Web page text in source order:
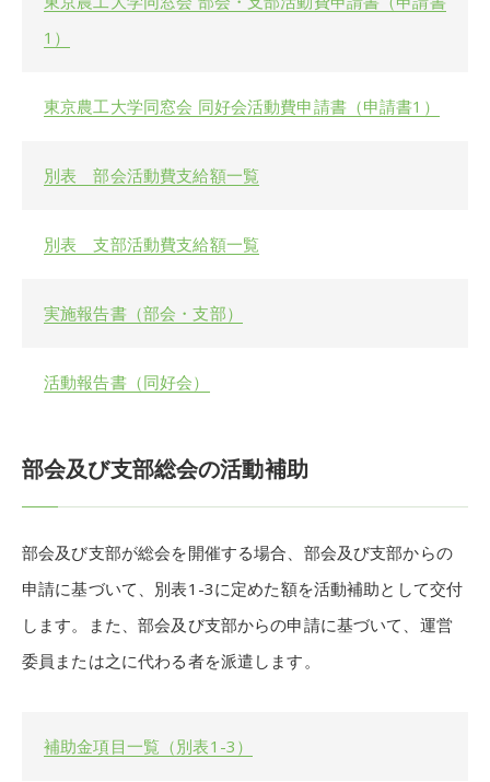
1）
東京農工大学同窓会 同好会活動費申請書（申請書1）
別表 部会活動費支給額一覧
別表 支部活動費支給額一覧
実施報告書（部会・支部）
活動報告書（同好会）
部会及び支部総会の活動補助
部会及び支部が総会を開催する場合、部会及び支部からの
申請に基づいて、別表1-3に定めた額を活動補助として交付
します。また、部会及び支部からの申請に基づいて、運営
委員または之に代わる者を派遣します。
補助金項目一覧（別表1-3）